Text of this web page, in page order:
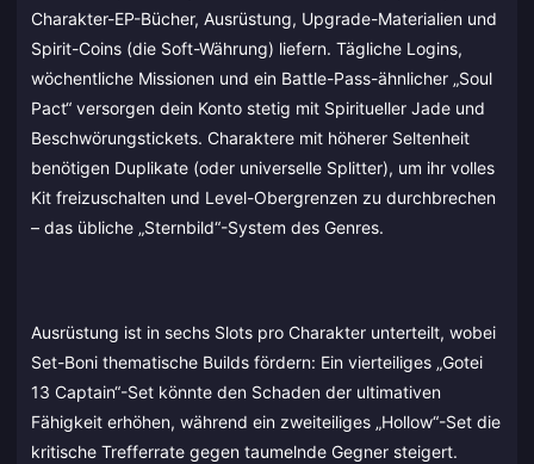
Charakter-EP-Bücher, Ausrüstung, Upgrade-Materialien und
Spirit-Coins (die Soft-Währung) liefern. Tägliche Logins,
wöchentliche Missionen und ein Battle-Pass-ähnlicher „Soul
Pact“ versorgen dein Konto stetig mit Spiritueller Jade und
Beschwörungstickets. Charaktere mit höherer Seltenheit
benötigen Duplikate (oder universelle Splitter), um ihr volles
Kit freizuschalten und Level-Obergrenzen zu durchbrechen
– das übliche „Sternbild“-System des Genres.
Ausrüstung ist in sechs Slots pro Charakter unterteilt, wobei
Set-Boni thematische Builds fördern: Ein vierteiliges „Gotei
13 Captain“-Set könnte den Schaden der ultimativen
Fähigkeit erhöhen, während ein zweiteiliges „Hollow“-Set die
kritische Trefferrate gegen taumelnde Gegner steigert.